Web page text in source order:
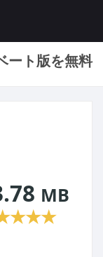
ト版を無料
MB
★★★